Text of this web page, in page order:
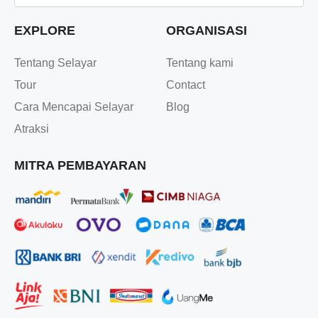
EXPLORE
Tentang Selayar
Tour
Cara Mencapai Selayar
Atraksi
ORGANISASI
Tentang kami
Contact
Blog
MITRA PEMBAYARAN